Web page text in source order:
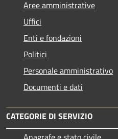
Aree amministrative
Uffici
Enti e fondazioni
Politici
Personale amministrativo
Documenti e dati
CATEGORIE DI SERVIZIO